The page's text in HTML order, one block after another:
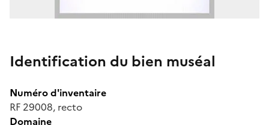
Identification du bien muséal
Numéro d'inventaire
RF 29008, recto
Domaine